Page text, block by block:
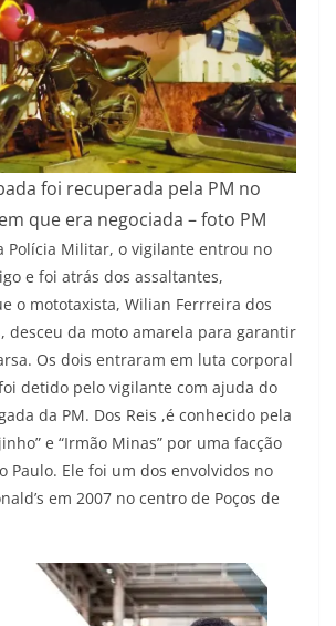
foi recuperada pela PM no
que era negociada – foto PM
Polícia Militar, o vigilante entrou no
e foi atrás dos assaltantes,
o mototaxista, Wilian Ferrreira dos
desceu da moto amarela para garantir
Os dois entraram em luta corporal
detido pelo vigilante com ajuda do
da PM. Dos Reis ,é conhecido pela
e “Irmão Minas” por uma facção
Paulo. Ele foi um dos envolvidos no
em 2007 no centro de Poços de